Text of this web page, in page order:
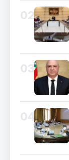
02
03
04